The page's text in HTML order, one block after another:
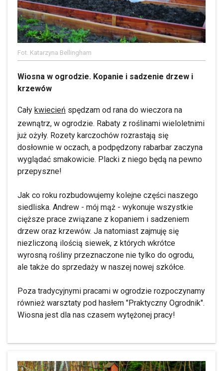
Fot. Katarzyna Bellingham
Wiosna w ogrodzie. Kopanie i sadzenie drzew i
krzewów
Cały kwiecień spędzam od rana do wieczora na
zewnątrz, w ogrodzie. Rabaty z roślinami wieloletnimi
już ożyły. Rozety karczochów rozrastają się
dosłownie w oczach, a podpędzony rabarbar zaczyna
wyglądać smakowicie. Placki z niego będą na pewno
przepyszne!
Jak co roku rozbudowujemy kolejne części naszego
siedliska. Andrew - mój mąż - wykonuje wszystkie
cięższe prace związane z kopaniem i sadzeniem
drzew oraz krzewów. Ja natomiast zajmuję się
niezliczoną ilością siewek, z których wkrótce
wyrosną rośliny przeznaczone nie tylko do ogrodu,
ale także do sprzedaży w naszej nowej szkółce.
Poza tradycyjnymi pracami w ogrodzie rozpoczynamy
również warsztaty pod hasłem "Praktyczny Ogrodnik".
Wiosna jest dla nas czasem wytężonej pracy!